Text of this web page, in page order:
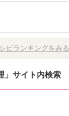
ピランキングをみる
」サイト内検索